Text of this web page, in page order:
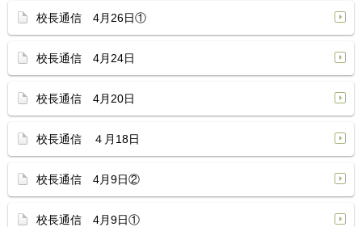
校長通信 4月26日①
校長通信 4月24日
校長通信 4月20日
校長通信 ４月18日
校長通信 4月9日②
校長通信 4月9日①